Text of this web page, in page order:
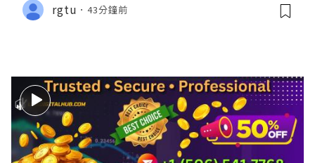
rgtu 43分鐘前